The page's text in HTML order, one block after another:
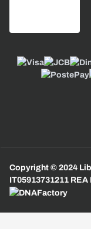
Copyright © 2024
IT05913731211